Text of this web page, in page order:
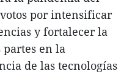
por intensificar
y fortalecer la
partes en la
de las tecnologías